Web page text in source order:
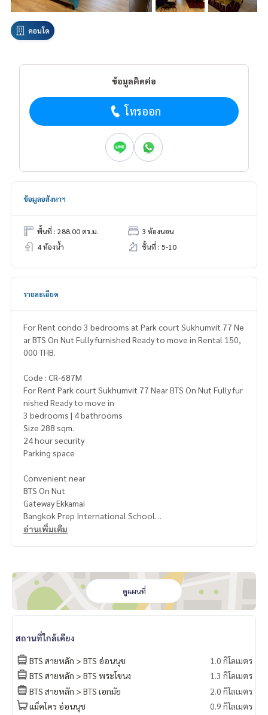
คอนโด
ข้อมูลติดต่อ
โทรออก
ข้อมูลอสังหาฯ
พื้นที่ : 288.00 ตร.ม.
3 ห้องนอน
4 ห้องน้ำ
ชั้นที่ : 5-10
รายละเอียด
For Rent condo 3 bedrooms at Park court Sukhumvit 77 Ne
ar BTS On Nut Fully furnished Ready to move in Rental 150,
000 THB.
Code : CR-687M
For Rent Park court Sukhumvit 77 Near BTS On Nut Fully fur
nished Ready to move in
3 bedrooms | 4 bathrooms
Size 288 sqm.
24 hour security
Parking space
Convenient near
BTS On Nut
Gateway Ekkamai
Bangkok Prep International School
Ekkamai International School
1 year contract
Rental 150,000 THB./Month
2 months deposit
1 month rental in advance
ให้เช่า คอนโด พาร์คคอร์ท สุขุมวิท 77 ใกล้ BTS อ่อนนุช เฟอร์คร
บ พร้อมเข้าอยู่
3 ห้องนอน | 4 ห้องน้ำ
ขนาด 288 ตรม.
项目名称：Park court Sukhumvit 77,
อ่านเพิ่มเติม
ดูแผนที่
สถานที่ใกล้เคียง
BTS สายหลัก > BTS อ่อนนุช
1.0 กิโลเมตร
BTS สายหลัก > BTS พระโขนง
1.3 กิโลเมตร
BTS สายหลัก > BTS เอกมัย
2.0 กิโลเมตร
แม็คโคร อ่อนนุช
0.9 กิโลเมตร